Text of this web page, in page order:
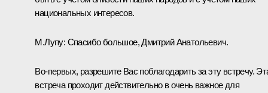
национальных интересов.
М.Лупу: Спасибо большое, Дмитрий Анатольевич.
Во‑первых, разрешите Вас поблагодарить за эту встречу.
встреча проходит действительно в очень важное для